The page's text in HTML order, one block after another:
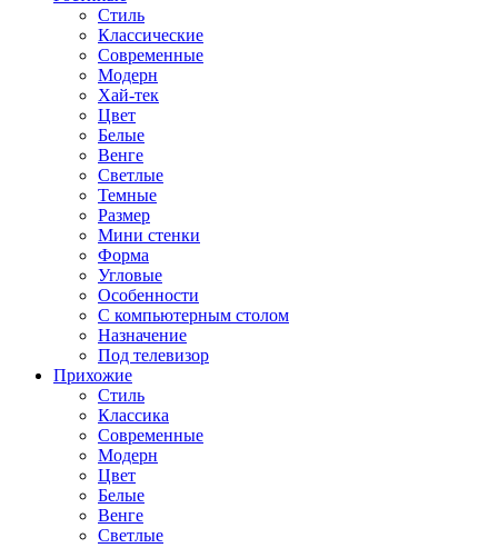
Стиль
Классические
Современные
Модерн
Хай-тек
Цвет
Белые
Венге
Светлые
Темные
Размер
Мини стенки
Форма
Угловые
Особенности
С компьютерным столом
Назначение
Под телевизор
Прихожие
Стиль
Классика
Современные
Модерн
Цвет
Белые
Венге
Светлые